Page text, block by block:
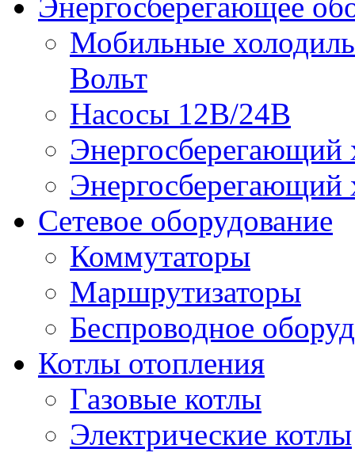
Мобильные
Вольт
Насосы 12В/24В
Энергосберегающий
Энергосберегающий
Сетевое оборудование
Коммутаторы
Маршрутизаторы
Беспроводное
Котлы отопления
Газовые котлы
Электрические котлы